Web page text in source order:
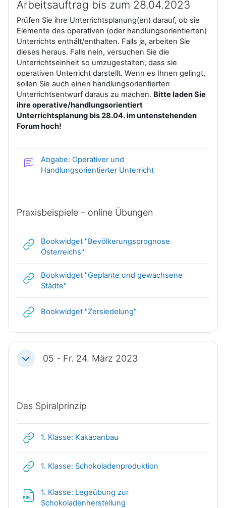
Arbeitsauftrag bis zum 28.04.2023
Prüfen Sie ihre Unterrichtsplanung(en) darauf, ob sie
Elemente des operativen (oder handlungsorientierten)
Unterrichts enthält/enthalten. Falls ja, arbeiten Sie
dieses heraus. Falls nein, versuchen Sie die
Unterrichtseinheit so umzugestalten, dass sie
operativen Unterricht darstellt. Wenn es Ihnen gelingt,
sollen Sie auch einen handlungsorientierten
Unterrichtsentwurf daraus zu machen. Bitte laden Sie
ihre operative/handlungsorientiert
Unterrichtsplanung bis 28.04. im untenstehenden
Forum hoch!
Abgabe: Operativer und
Handlungsorientierter Unterricht
Praxisbeispiele – online Übungen
Bookwidget "Bevölkerungsprognose
Österreichs"
Bookwidget "Geplante und gewachsene
Städte"
Bookwidget "Zersiedelung"
Einklappen05 - Fr. 24. März 2023
Das Spiralprinzip
1. Klasse: Kakaoanbau
1. Klasse: Schokoladenproduktion
1. Klasse: Legeübung zur
Schokoladenherstellung